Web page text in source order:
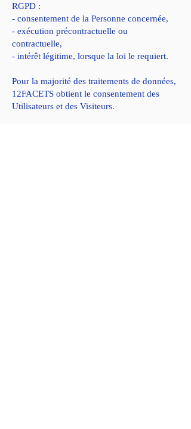
RGPD :
- consentement de la Personne concernée,
- exécution précontractuelle ou
contractuelle,
- intérêt légitime, lorsque la loi le requiert.
Pour la majorité des traitements de données,
12FACETS obtient le consentement des
Utilisateurs et des Visiteurs.